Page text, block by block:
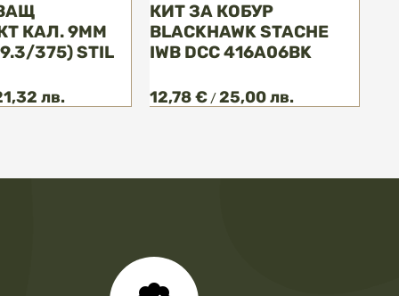
КАЛ. 9MM
375) STIL
лв.
КИТ ЗА КОБУР
BLACKHAWK STACHE
IWB DCC 416A06BK
12,78 € /25,00 лв.